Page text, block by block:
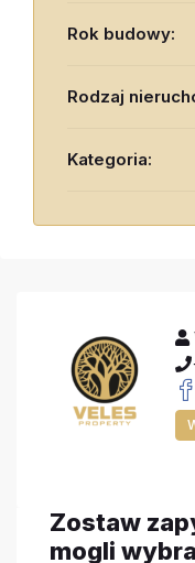
Rok budowy:
Rodzaj
Kategoria:
Zostaw
mogli